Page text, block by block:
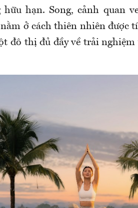
hữu hạn. Song, cảnh quan
ở cách thiên nhiên được
đô thị đủ đầy về trải